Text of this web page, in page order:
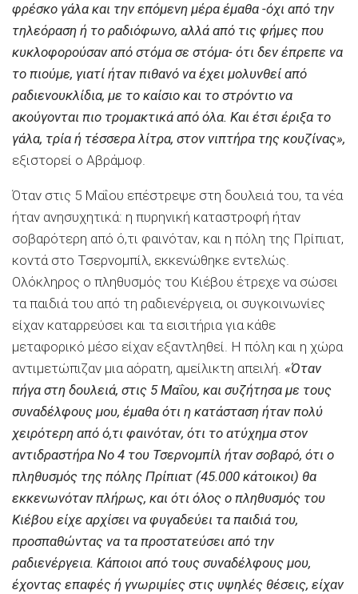
φρέσκο γάλα και την επόμενη μέρα έμαθα -όχι από την
τηλεόραση ή το ραδιόφωνο, αλλά από τις φήμες που
κυκλοφορούσαν από στόμα σε στόμα- ότι δεν έπρεπε να
το πιούμε, γιατί ήταν πιθανό να έχει μολυνθεί από
ραδιενουκλίδια, με το καίσιο και το στρόντιο να
ακούγονται πιο τρομακτικά από όλα. Και έτσι έριξα το
γάλα, τρία ή τέσσερα λίτρα, στον νιπτήρα της κουζίνας»,
εξιστορεί ο Αβράμοφ.
Όταν στις 5 Μαΐου επέστρεψε στη δουλειά του, τα νέα
ήταν ανησυχητικά: η πυρηνική καταστροφή ήταν
σοβαρότερη από ό,τι φαινόταν, και η πόλη της Πρίπιατ,
κοντά στο Τσερνομπίλ, εκκενώθηκε εντελώς.
Ολόκληρος ο πληθυσμός του Κιέβου έτρεχε να σώσει
τα παιδιά του από τη ραδιενέργεια, οι συγκοινωνίες
είχαν καταρρεύσει και τα εισιτήρια για κάθε
μεταφορικό μέσο είχαν εξαντληθεί. Η πόλη και η χώρα
αντιμετώπιζαν μια αόρατη, αμείλικτη απειλή. «Όταν
πήγα στη δουλειά, στις 5 Μαΐου, και συζήτησα με τους
συναδέλφους μου, έμαθα ότι η κατάσταση ήταν πολύ
χειρότερη από ό,τι φαινόταν, ότι το ατύχημα στον
αντιδραστήρα Νο 4 του Τσερνομπίλ ήταν σοβαρό, ότι ο
πληθυσμός της πόλης Πρίπιατ (45.000 κάτοικοι) θα
εκκενωνόταν πλήρως, και ότι όλος ο πληθυσμός του
Κιέβου είχε αρχίσει να φυγαδεύει τα παιδιά του,
προσπαθώντας να τα προστατεύσει από την
ραδιενέργεια. Κάποιοι από τους συναδέλφους μου,
έχοντας επαφές ή γνωριμίες στις υψηλές θέσεις, είχαν